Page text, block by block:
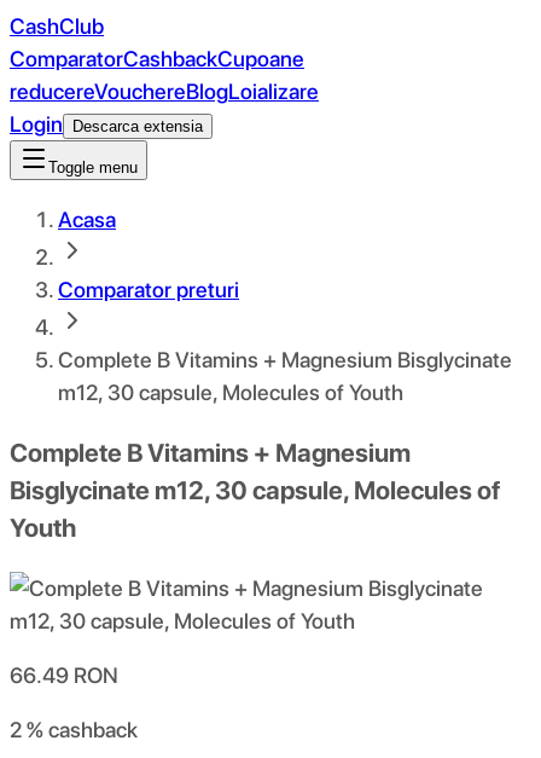
CashClub
ComparatorCashbackCupoane
reducereVouchereBlogLoializare
Login
Descarca extensia
Toggle menu
Acasa
Comparator preturi
Complete B Vitamins + Magnesium Bisglycinate
m12, 30 capsule, Molecules of Youth
Complete B Vitamins + Magnesium
Bisglycinate m12, 30 capsule, Molecules of
Youth
66.49 RON
2 %cashback